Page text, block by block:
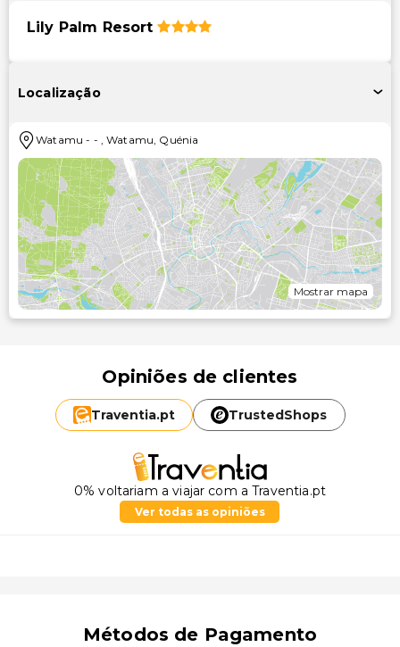
Lily Palm Resort
Localização
Watamu - - ,Watamu, Quénia
Mostrar mapa
Opiniões de clientes
Traventia.pt TrustedShops
0% voltariam a viajar com a Traventia.pt
Ver todas as opiniões
Métodos de Pagamento